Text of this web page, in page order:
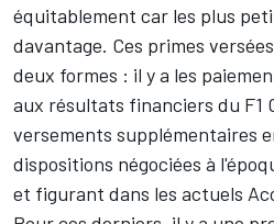
équitablement car les plus
davantage. Ces primes
deux formes : il y a les
aux résultats financiers du F1
versements supplémentaires
dispositions négociées à
et figurant dans les actuels